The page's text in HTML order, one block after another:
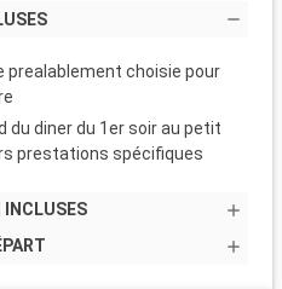
prealablement choisie pour
du diner du 1er soir au petit
prestations spécifiques
INCLUSES